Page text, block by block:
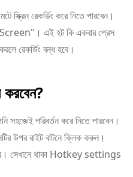
রেকর্ডিং করে নিতে পারবেন।
এই হট কি একবার প্রেস
রেকর্ডিং বন্ধ হবে।
করবেন?
সহজেই পরিবর্তন করে নিতে পারবেন।
উপর রাইট বাটনে ক্লিক করুন।
সেখানে থাকা Hotkey settings